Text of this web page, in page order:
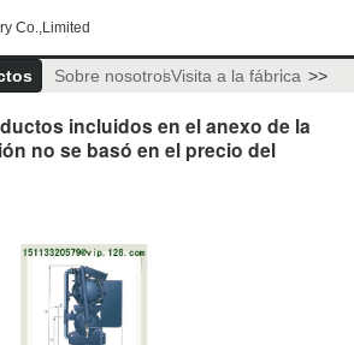
Co.,Limited
Sobre nosotrosVisita a la fábrica >>
incluidos en el anexo de la
no se basó en el precio del